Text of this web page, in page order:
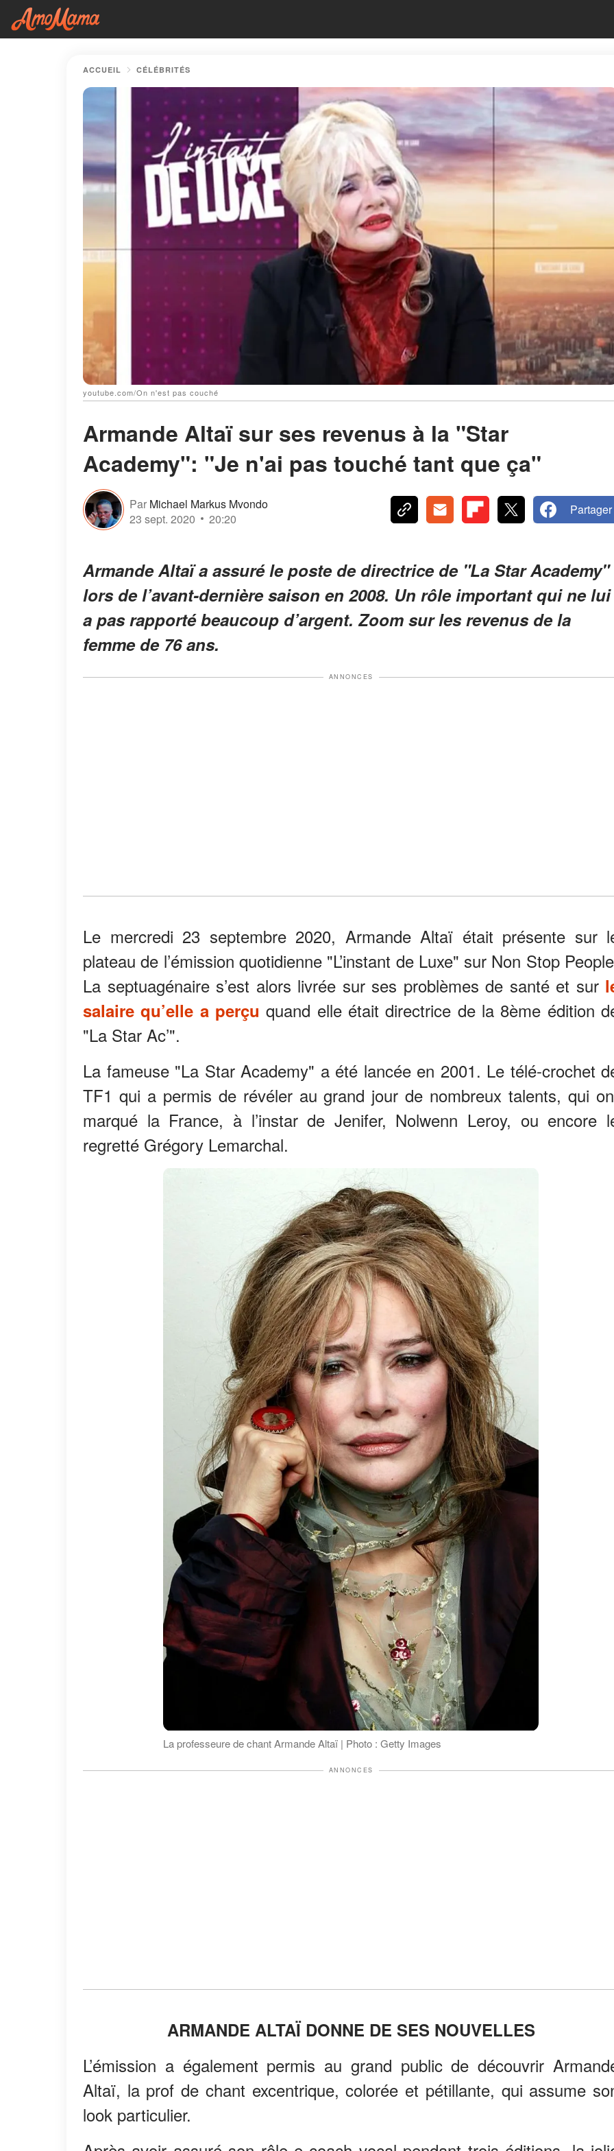
ACCUEIL CÉLÉBRITÉS
youtube.com/On n'est pas couché
Armande Altaï sur ses revenus à la "Star
Academy": "Je n'ai pas touché tant que ça"
Par Michael Markus Mvondo
23 sept. 2020
20:20
Partager
Armande Altaï a assuré le poste de directrice de "La Star Academy"
lors de l’avant-dernière saison en 2008. Un rôle important qui ne lui
a pas rapporté beaucoup d’argent. Zoom sur les revenus de la
femme de 76 ans.
ANNONCES
Le mercredi 23 septembre 2020, Armande Altaï était présente sur
plateau de l’émission quotidienne "L’instant de Luxe" sur Non Stop
La septuagénaire s’est alors livrée sur ses problèmes de santé et sur
salaire qu’elle a perçu quand elle était directrice de la 8ème édition
"La Star Ac’".
La fameuse "La Star Academy" a été lancée en 2001. Le télé-crochet
TF1 qui a permis de révéler au grand jour de nombreux talents, qui
marqué la France, à l’instar de Jenifer, Nolwenn Leroy, ou encore
regretté Grégory Lemarchal.
La professeure de chant Armande Altaï | Photo : Getty Images
ANNONCES
ARMANDE ALTAÏ DONNE DE SES NOUVELLES
L’émission a également permis au grand public de découvrir
Altaï, la prof de chant excentrique, colorée et pétillante, qui assume
look particulier.